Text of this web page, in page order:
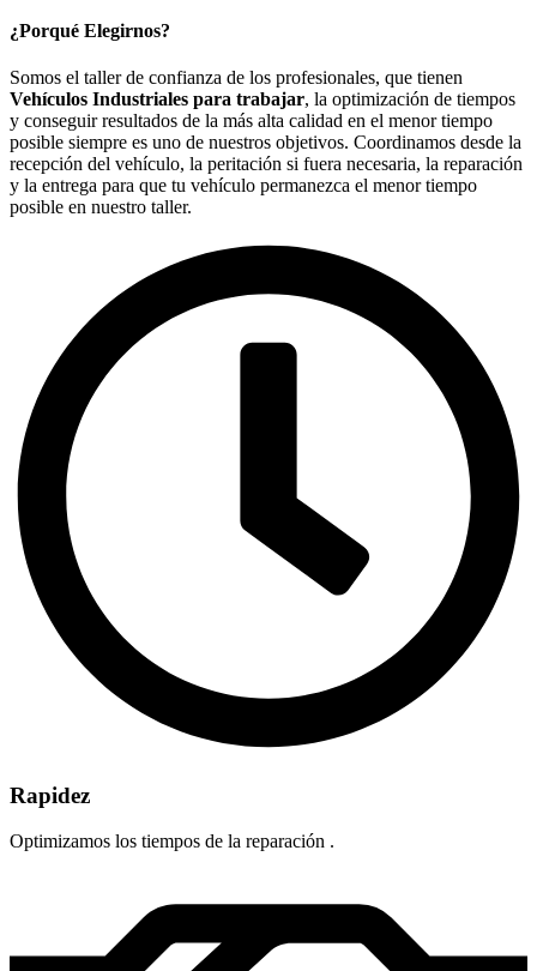
¿Porqué Elegirnos?
Somos el taller de confianza de los profesionales, que tienen
Vehículos Industriales para trabajar, la optimización de tiempos
y conseguir resultados de la más alta calidad en el menor tiempo
posible siempre es uno de nuestros objetivos. Coordinamos desde la
recepción del vehículo, la peritación si fuera necesaria, la reparación
y la entrega para que tu vehículo permanezca el menor tiempo
posible en nuestro taller.
Rapidez
Optimizamos los tiempos de la reparación .